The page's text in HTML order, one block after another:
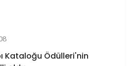
Kataloğu Ödülleri'nin